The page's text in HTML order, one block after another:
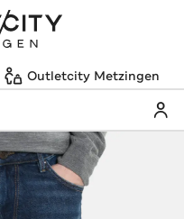
Outletcity Metzingen